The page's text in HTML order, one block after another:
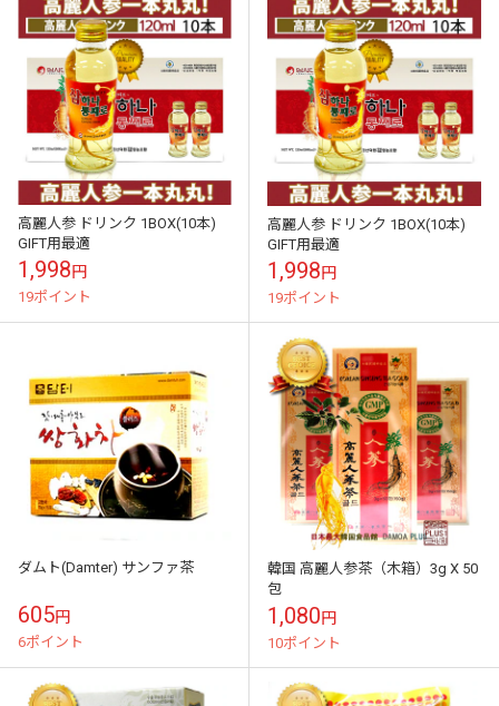
高麗人参 ドリンク 1BOX(10本)
GIFT用最適
1,998円
19ポイント
高麗人参 ドリンク 1BOX(10本)
GIFT用最適
1,998円
19ポイント
ダムト(Damter) サンファ茶
605円
6ポイント
韓国 高麗人参茶（木箱）3g X 50
包
1,080円
10ポイント